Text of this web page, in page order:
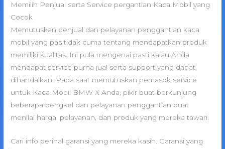
Memilih Penjual serta Service pergantian Kaca Mobil yang
Cocok
Memutuskan penjual dan pelayanan penggantian kaca
mobil yang pas tidak cuma tentang mendapatkan produk
memiliki kualitas. Ini pula mengenai pasti kalau Anda
mendapat service purna jual serta support yang dapat
dihandalkan. Pada saat memutuskan pemasok service
untuk Kaca Mobil BMW X Anda, pikir buat berkunjung
beberapa bengkel dan pelayanan penggantian buat
menilai harga, pelayanan, dan produk yang mereka tawari.
Cari info perihal garansi yang mereka kasih. Garansi yang